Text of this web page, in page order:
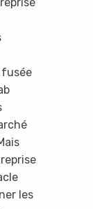
fusée
les